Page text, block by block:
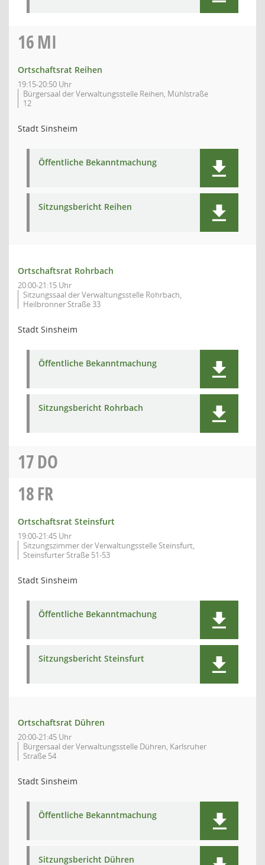
16MI
Ortschaftsrat Reihen
19:15-20:50 Uhr
Bürgersaal der Verwaltungsstelle Reihen, Mühlstraße
12
Stadt Sinsheim
Öffentliche Bekanntmachung
Sitzungsbericht Reihen
Ortschaftsrat Rohrbach
20:00-21:15 Uhr
Sitzungssaal der Verwaltungsstelle Rohrbach,
Heilbronner Straße 33
Stadt Sinsheim
Öffentliche Bekanntmachung
Sitzungsbericht Rohrbach
17DO
18FR
Ortschaftsrat Steinsfurt
19:00-21:45 Uhr
Sitzungszimmer der Verwaltungsstelle Steinsfurt,
Steinsfurter Straße 51-53
Stadt Sinsheim
Öffentliche Bekanntmachung
Sitzungsbericht Steinsfurt
Ortschaftsrat Dühren
20:00-21:45 Uhr
Bürgersaal der Verwaltungsstelle Dühren, Karlsruher
Straße 54
Stadt Sinsheim
Öffentliche Bekanntmachung
Sitzungsbericht Dühren